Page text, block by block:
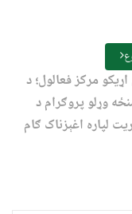
مرکز فعالول؛ د
وړلو پروګرام د
لپاره اغېزناک ګام